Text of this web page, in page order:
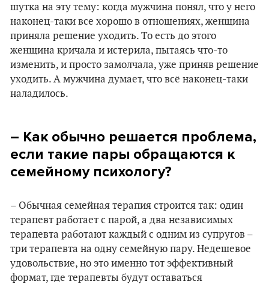
шутка на эту тему: когда мужчина понял, что у него
наконец-таки все хорошо в отношениях, женщина
приняла решение уходить. То есть до этого
женщина кричала и истерила, пытаясь что-то
изменить, и просто замолчала, уже приняв решение
уходить. А мужчина думает, что всё наконец-таки
наладилось.
– Как обычно решается проблема,
если такие пары обращаются к
семейному психологу?
– Обычная семейная терапия строится так: один
терапевт работает с парой, а два независимых
терапевта работают каждый с одним из супругов –
три терапевта на одну семейную пару. Недешевое
удовольствие, но это именно тот эффективный
формат, где терапевты будут оставаться